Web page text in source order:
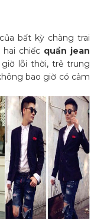
bất kỳ chàng trai
chiếc quần jean
lỗi thời, trẻ trung
bao giờ có cảm